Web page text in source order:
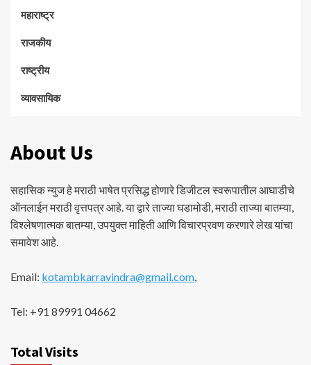
महाराष्ट्र
राजकीय
राष्ट्रीय
व्यावसायिक
About Us
सहासिक न्युज हे मराठी भाषेत प्रसिद्ध होणारे डिजीटल स्वरूपातील आघाडीचे
ऑनलाईन मराठी वृत्तपत्र आहे. या द्वारे ताज्या घडामोडी, मराठी ताज्या बातम्या,
विश्लेषणात्मक बातम्या, उपयुक्त माहिती आणि विचारप्रवण करणारे लेख यांचा
समावेश आहे.
Email: kotambkarravindra@gmail.com,
Tel: +91 89991 04662
Total Visits